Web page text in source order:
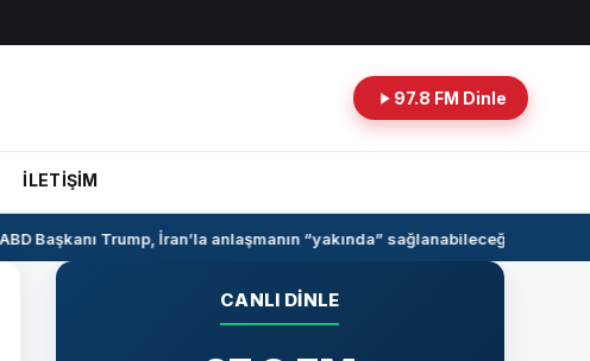
97.8 FM Dinle
İLETİŞİM
Başkanı Trump, İran’la anlaşmanın “yakında” sağlanabileceğini söyledi
CANLI DINLE